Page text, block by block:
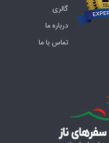
گالری
درباره ما
تماس با ما